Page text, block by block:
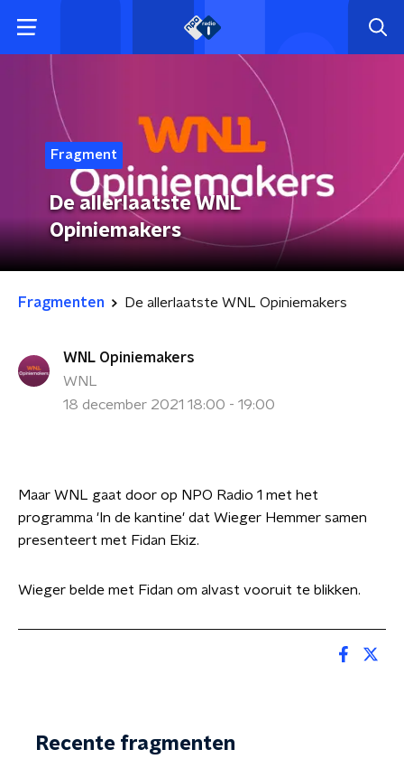
Fragment
De allerlaatste WNL
Opiniemakers
Fragmenten De allerlaatste WNL Opiniemakers
WNL Opiniemakers
WNL
18 december 2021 18:00 - 19:00
Maar WNL gaat door op NPO Radio 1 met het
programma 'In de kantine' dat Wieger Hemmer samen
presenteert met Fidan Ekiz.
Wieger belde met Fidan om alvast vooruit te blikken.
Recente fragmenten